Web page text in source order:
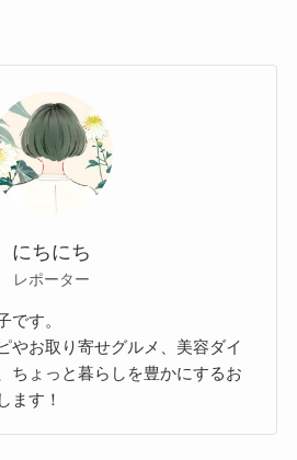
にちにち
レポーター
です。
やお取り寄せグルメ、美容ダイ
ちょっと暮らしを豊かにするお
ます！